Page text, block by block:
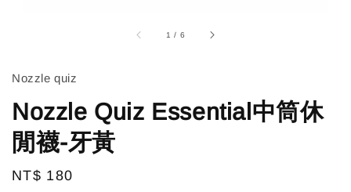
1 / 6
Nozzle quiz
Nozzle Quiz Essential中筒休
閒襪-牙黃
Regular
NT$ 180